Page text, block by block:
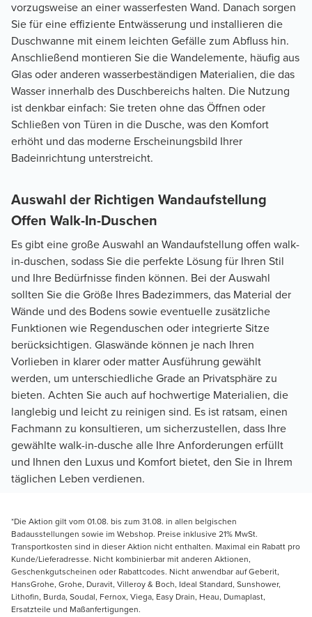
vorzugsweise an einer wasserfesten Wand. Danach sorgen
Sie für eine effiziente Entwässerung und installieren die
Duschwanne mit einem leichten Gefälle zum Abfluss hin.
Anschließend montieren Sie die Wandelemente, häufig aus
Glas oder anderen wasserbeständigen Materialien, die das
Wasser innerhalb des Duschbereichs halten. Die Nutzung
ist denkbar einfach: Sie treten ohne das Öffnen oder
Schließen von Türen in die Dusche, was den Komfort
erhöht und das moderne Erscheinungsbild Ihrer
Badeinrichtung unterstreicht.
Auswahl der Richtigen Wandaufstellung
Offen Walk-In-Duschen
Es gibt eine große Auswahl an Wandaufstellung offen walk-
in-duschen, sodass Sie die perfekte Lösung für Ihren Stil
und Ihre Bedürfnisse finden können. Bei der Auswahl
sollten Sie die Größe Ihres Badezimmers, das Material der
Wände und des Bodens sowie eventuelle zusätzliche
Funktionen wie Regenduschen oder integrierte Sitze
berücksichtigen. Glaswände können je nach Ihren
Vorlieben in klarer oder matter Ausführung gewählt
werden, um unterschiedliche Grade an Privatsphäre zu
bieten. Achten Sie auch auf hochwertige Materialien, die
langlebig und leicht zu reinigen sind. Es ist ratsam, einen
Fachmann zu konsultieren, um sicherzustellen, dass Ihre
gewählte walk-in-dusche alle Ihre Anforderungen erfüllt
und Ihnen den Luxus und Komfort bietet, den Sie in Ihrem
täglichen Leben verdienen.
*Die Aktion gilt vom 01.08. bis zum 31.08. in allen belgischen
Badausstellungen sowie im Webshop. Preise inklusive 21% MwSt.
Transportkosten sind in dieser Aktion nicht enthalten. Maximal ein Rabatt pro
Kunde/Lieferadresse. Nicht kombinierbar mit anderen Aktionen,
Geschenkgutscheinen oder Rabattcodes. Nicht anwendbar auf Geberit,
HansGrohe, Grohe, Duravit, Villeroy & Boch, Ideal Standard, Sunshower,
Lithofin, Burda, Soudal, Fernox, Viega, Easy Drain, Heau, Dumaplast,
Ersatzteile und Maßanfertigungen.